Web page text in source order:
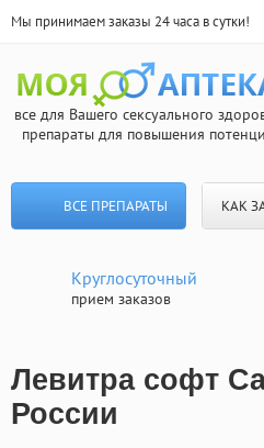
Мы принимаем заказы 24 часа в сутки!
все для Вашего сексуального
препараты для повышения
ВСЕ ПРЕПАРАТЫ КАК
Круглосуточный
прием заказов
Левитра софт
России